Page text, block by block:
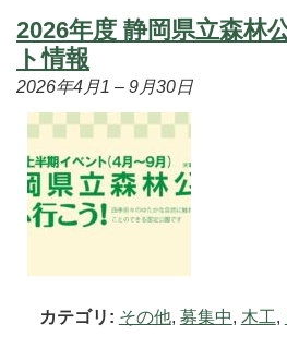
2026年度 静岡県立森林
ト情報
2026年4月1 – 9月30日
カテゴリ: その他, 募集中, 木工,